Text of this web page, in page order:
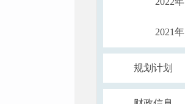
2021年
规划计划